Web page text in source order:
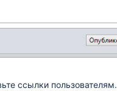
ссылки пользователям.